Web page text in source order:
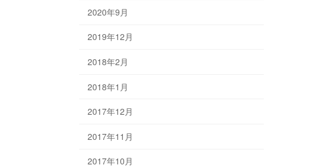
2020年9月
2019年12月
2018年2月
2018年1月
2017年12月
2017年11月
2017年10月